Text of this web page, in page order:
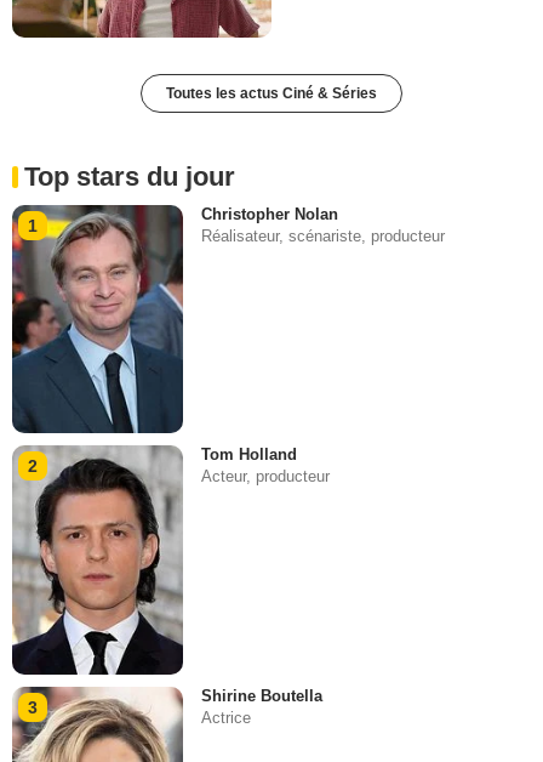
Toutes les actus Ciné & Séries
Top stars du jour
1
Christopher Nolan
Réalisateur, scénariste, producteur
2
Tom Holland
Acteur, producteur
3
Shirine Boutella
Actrice